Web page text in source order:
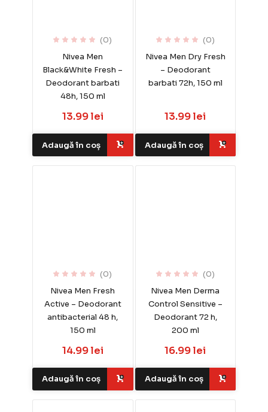
(0)
Nivea Men
Black&White Fresh –
Deodorant barbati
48h, 150 ml
13.99 lei
Adaugă în coș
(0)
Nivea Men Dry Fresh
– Deodorant
barbati 72h, 150 ml
13.99 lei
Adaugă în coș
(0)
Nivea Men Fresh
Active – Deodorant
antibacterial 48 h,
150 ml
14.99 lei
Adaugă în coș
(0)
Nivea Men Derma
Control Sensitive –
Deodorant 72 h,
200 ml
16.99 lei
Adaugă în coș